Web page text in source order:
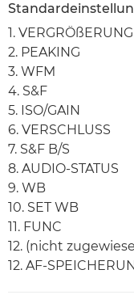
1. VERGRÖßERUNG
2. PEAKING
3. WFM
4. S&F
5. ISO/GAIN
6. VERSCHLUSS
7. S&F B/S
8. AUDIO-STATUS
9. WB
10. SET WB
11. FUNC
12. (nicht
12. AF-